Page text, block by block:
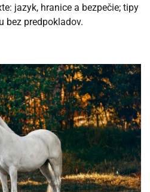
jazyk, hranice a bezpečie; tipy
bez predpokladov.